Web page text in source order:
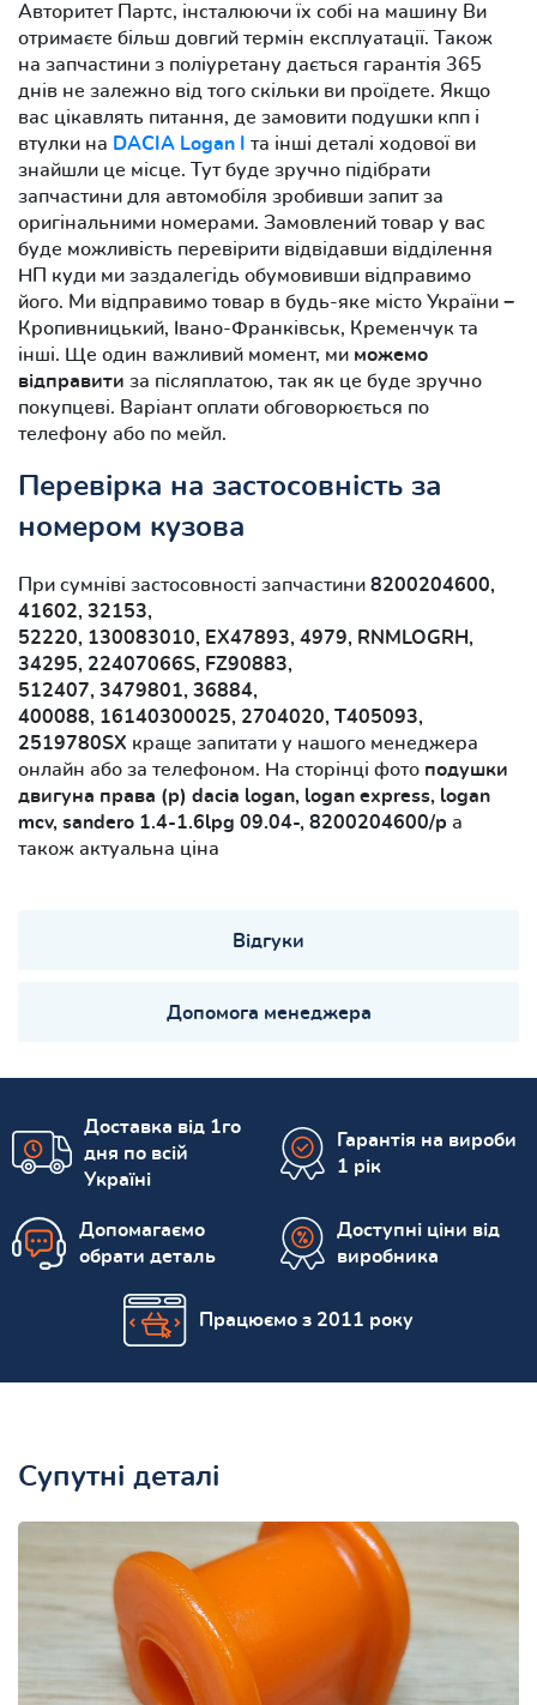
Авторитет Партс, інсталюючи їх собі на машину Ви
отримаєте більш довгий термін експлуатації. Також
на запчастини з поліуретану дається гарантія 365
днів не залежно від того скільки ви проїдете. Якщо
вас цікавлять питання, де замовити подушки кпп і
втулки на DACIA Logan I
та інші деталі ходової ви
знайшли це місце. Тут буде зручно підібрати
запчастини для автомобіля зробивши запит за
оригінальними номерами. Замовлений товар у вас
буде можливість перевірити відвідавши відділення
НП куди ми заздалегідь обумовивши відправимо
його. Ми відправимо товар в будь-яке місто України −
Кропивницький, Івано-Франківськ, Кременчук та
інші. Ще один важливий момент, ми можемо
відправити за післяплатою, так як це буде зручно
покупцеві. Варіант оплати обговорюється по
телефону або по мейл.
Перевірка на застосовність за
номером кузова
При сумніві застосовності запчастини 8200204600,
41602, 32153,
52220, 130083010, EX47893, 4979, RNMLOGRH,
34295, 22407066S, FZ90883,
512407, 3479801, 36884,
400088, 16140300025, 2704020, T405093,
2519780SX краще запитати у нашого менеджера
онлайн або за телефоном. На сторінці фото подушки
двигуна права (р) dacia logan, logan express, logan
mcv, sandero 1.4-1.6lpg 09.04-, 8200204600/р а
також актуальна ціна
Відгуки
Допомога менеджера
Доставка від 1го
дня по всій
Україні
Гарантія на вироби
1 рік
Допомагаємо
обрати деталь
Доступні ціни від
виробника
Працюємо з 2011 року
Супутні деталі